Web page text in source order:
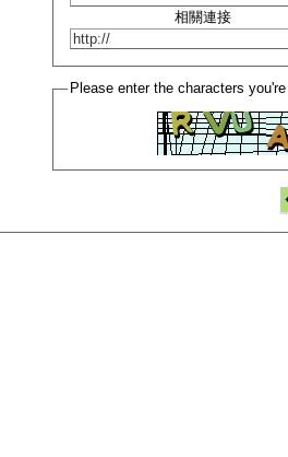
相關連接
Please enter the characters